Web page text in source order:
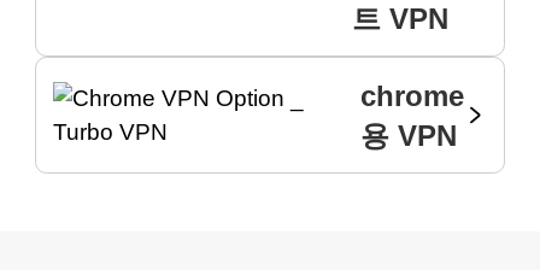
트 VPN
chrome
용 VPN